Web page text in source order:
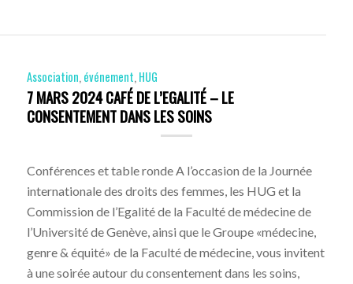
Association, événement, HUG
7 MARS 2024 CAFÉ DE L’EGALITÉ – LE
CONSENTEMENT DANS LES SOINS
Conférences et table ronde A l’occasion de la Journée
internationale des droits des femmes, les HUG et la
Commission de l’Egalité de la Faculté de médecine de
l’Université de Genève, ainsi que le Groupe «médecine,
genre & équité» de la Faculté de médecine, vous invitent
à une soirée autour du consentement dans les soins,